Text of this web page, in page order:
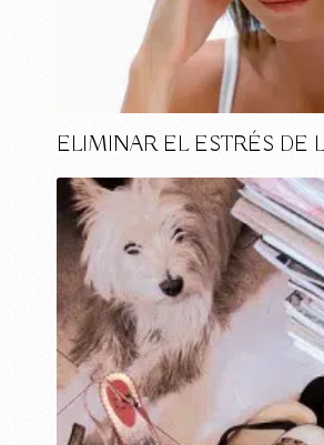
ELIMINAR EL ESTRÉS DE